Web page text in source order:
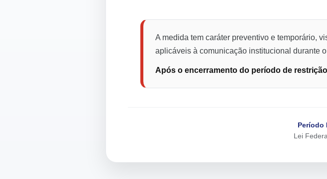
A medida tem caráter preventivo e temporário,
aplicáveis à comunicação institucional durante
Após o encerramento do período de
Período
Lei